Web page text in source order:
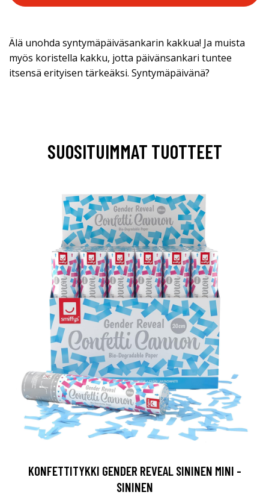
Älä unohda syntymäpäiväsankarin kakkua! Ja muista
myös koristella kakku, jotta päivänsankari tuntee
itsensä erityisen tärkeäksi. Syntymäpäivänä?
SUOSITUIMMAT TUOTTEET
KONFETTITYKKI GENDER REVEAL SININEN MINI -
SININEN